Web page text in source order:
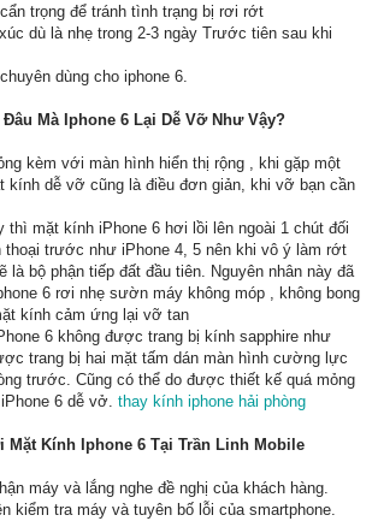
trọng để tránh tình trạng bị rơi rớt
dù là nhẹ trong 2-3 ngày Trước tiên sau khi
dùng cho iphone 6.
Mà Iphone 6 Lại Dễ Vỡ Như Vậy?
kèm với màn hình hiển thị rộng , khi gặp một
kính dễ vỡ cũng là điều đơn giản, khi vỡ bạn cần
thì mặt kính iPhone 6 hơi lồi lên ngoài 1 chút đối
thoại trước như iPhone 4, 5 nên khi vô ý làm rớt
là bộ phận tiếp đất đầu tiên. Nguyên nhân này đã
6 rơi nhẹ sườn máy không móp , không bong
kính cảm ứng lại vỡ tan
6 không được trang bị kính sapphire như
trang bị hai mặt tấm dán màn hình cường lực
trước. Cũng có thể do được thiết kế quá mỏng
6 dễ vở. thay kính iphone hải phòng
Mặt Kính Iphone 6 Tại Trần Linh Mobile
máy và lắng nghe đề nghị của khách hàng.
kiểm tra máy và tuyên bố lỗi của smartphone.